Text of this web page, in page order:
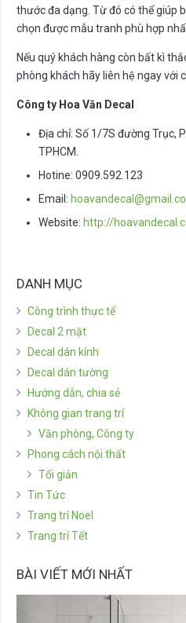
thước đa dạng. Từ đó có thể giúp
chọn được mẫu tranh phù hợp
Nếu quý khách hàng còn bất kì
phòng khách hãy liên hệ ngay với
Công ty Hoa Văn Decal
Địa chỉ: Số 1/7S đường Trục,
TPHCM.
Hotine: 0909.592.123
Email:
Website: http://
DANH MỤC
Công trình thực tế
Decal 2 mặt
Decal dán kính
Decal dán tường
Hướng dẫn, chia sẻ
Không gian trang trí
Văn phòng, Công ty
Phong cách nội thất
Tối giản
Tin Tức
Trang trí Noel
Trang trí Tết
BÀI VIẾT MỚI NHẤT